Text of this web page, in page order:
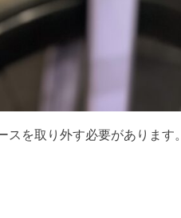
を取り外す必要があります。